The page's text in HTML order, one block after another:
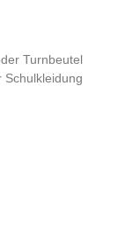
Turnbeutel
Schulkleidung